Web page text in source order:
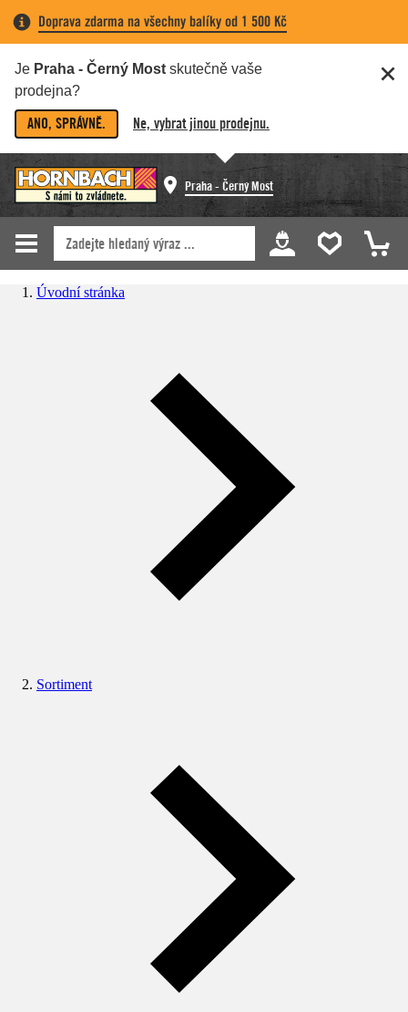
Doprava zdarma na všechny balíky od 1 500 Kč
Je Praha - Černý Most skutečně vaše
prodejna?
ANO, SPRÁVNĚ. Ne, vybrat jinou prodejnu.
Praha - Černý Most
Úvodní stránka
Sortiment